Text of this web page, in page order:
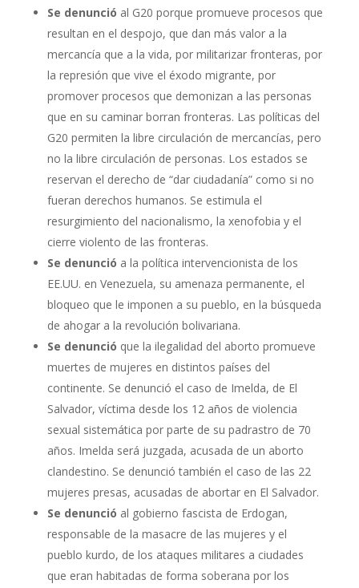
Se denunció al G20 porque promueve procesos que
resultan en el despojo, que dan más valor a la
mercancía que a la vida, por militarizar fronteras, por
la represión que vive el éxodo migrante, por
promover procesos que demonizan a las personas
que en su caminar borran fronteras. Las políticas del
G20 permiten la libre circulación de mercancías, pero
no la libre circulación de personas. Los estados se
reservan el derecho de “dar ciudadanía” como si no
fueran derechos humanos. Se estimula el
resurgimiento del nacionalismo, la xenofobia y el
cierre violento de las fronteras.
Se denunció a la política intervencionista de los
EE.UU. en Venezuela, su amenaza permanente, el
bloqueo que le imponen a su pueblo, en la búsqueda
de ahogar a la revolución bolivariana.
Se denunció que la ilegalidad del aborto promueve
muertes de mujeres en distintos países del
continente. Se denunció el caso de Imelda, de El
Salvador, víctima desde los 12 años de violencia
sexual sistemática por parte de su padrastro de 70
años. Imelda será juzgada, acusada de un aborto
clandestino. Se denunció también el caso de las 22
mujeres presas, acusadas de abortar en El Salvador.
Se denunció al gobierno fascista de Erdogan,
responsable de la masacre de las mujeres y el
pueblo kurdo, de los ataques militares a ciudades
que eran habitadas de forma soberana por los